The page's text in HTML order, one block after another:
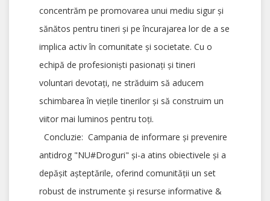
concentrăm pe promovarea unui mediu sigur și
sănătos pentru tineri și pe încurajarea lor de a se
implica activ în comunitate și societate. Cu o
echipă de profesioniști pasionați și tineri
voluntari devotați, ne străduim să aducem
schimbarea în viețile tinerilor și să construim un
viitor mai luminos pentru toți.
Concluzie: Campania de informare și prevenire
antidrog "NU#Droguri" și-a atins obiectivele și a
depășit așteptările, oferind comunității un set
robust de instrumente și resurse informative &